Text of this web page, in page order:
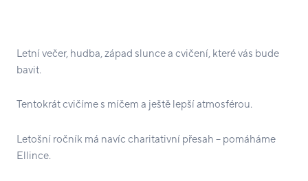
Letní večer, hudba, západ slunce a cvičení, které vás bude
bavit.
Tentokrát cvičíme s míčem a ještě lepší atmosférou.
Letošní ročník má navíc charitativní přesah – pomáháme
Ellince.